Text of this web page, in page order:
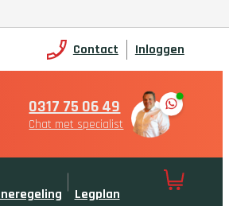
Contact Inloggen
0317 75 06 49
Chat met specialist
Legplan